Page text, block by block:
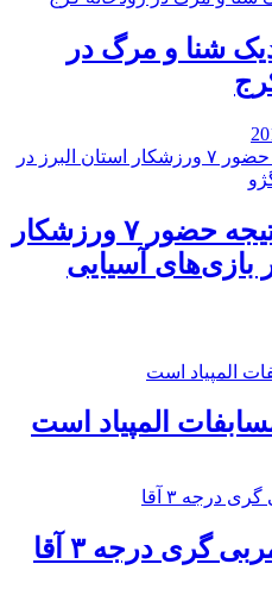
شنا و مرگ در
۲ مدال برنز نتیجه حضور ۷ ورزشکار
بازی‌های آسیایی
المپیاد است
گری درجه ۳ آقا